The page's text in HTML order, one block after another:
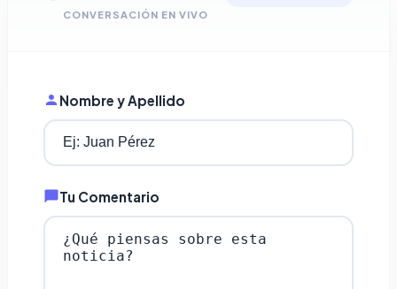
CONVERSACIÓN EN VIVO
Nombre y Apellido
Tu Comentario